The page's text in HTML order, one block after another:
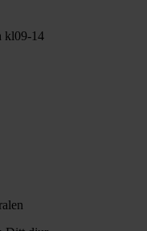
kl09-14